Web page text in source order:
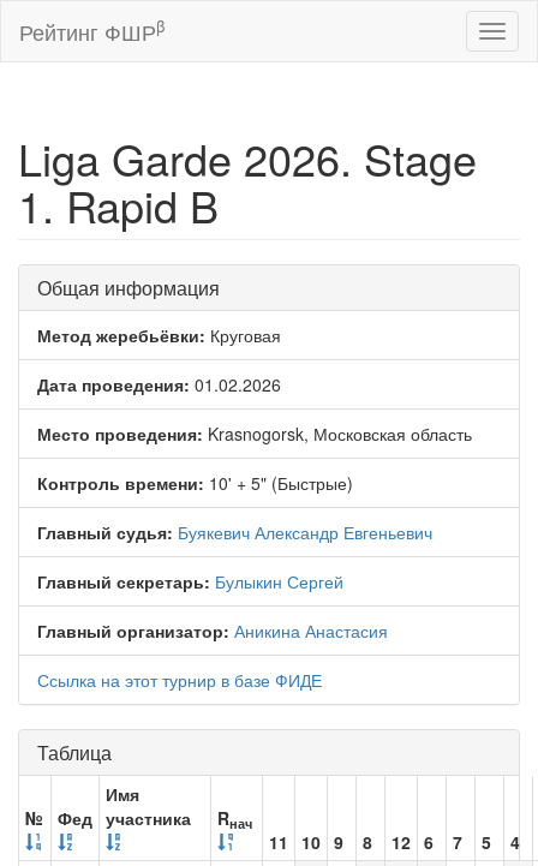
Рейтинг ФШРβ
Liga Garde 2026. Stage
1. Rapid B
Общая информация
Метод жеребьёвки: Круговая
Дата проведения: 01.02.2026
Место проведения: Krasnogorsk, Московская область
Контроль времени: 10' + 5" (Быстрые)
Главный судья: Буякевич Александр Евгеньевич
Главный секретарь: Булыкин Сергей
Главный организатор: Аникина Анастасия
Ссылка на этот турнир в базе ФИДЕ
Таблица
№ Фед
Имя
участника
Rнач
11 10 9 8 12 6 7 5
4